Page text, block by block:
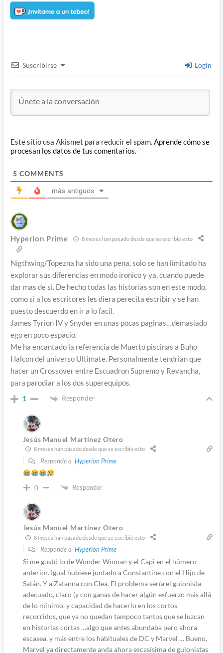
Suscribirse Login
Este sitio usa Akismet para reducir el spam.Aprende cómo se
procesan los datos de tus comentarios.
5 COMMENTS
más antiguos
Hyperion Prime 8 meses han pasado desde que se escribió esto
Nigthwing/Topezna ha sido una pena, solo se han limitado ha
explorar sus diferencias en modo ironico y ya, cuando puede
dar mas de si. De hecho todas las historias son en este modo,
como si a los escritores les diera perecita escribir y se han
puesto descuerdo en ir a lo facil.
James Tyrion IV y Snyder en unas pocas paginas…demasiado
ego en poco espacio.
Me ha encantado la referencia de Muerto piscinas a Buho
Halcon del universo Ultimate. Personalmente tendrian que
hacer un Crossover entre Escuadron Supremo y Revancha,
para parodiar a los dos superequipos.
1 Responder
Jesús Manuel Martínez Otero
8 meses han pasado desde que se escribió esto
Responde a Hyperion Prime
0 Responder
Jesús Manuel Martínez Otero
8 meses han pasado desde que se escribió esto
Responde a Hyperion Prime
Sí me gustó lo de Wonder Woman y el Capi en el número
anterior. Igual hubiese juntado a Constantine con el Hijo de
Satán. Y a Zatanna con Clea. El problema sería el guionista
adecuado, claro (y con ganas de hacer algún esfuerzo más allá
de lo mínimo, y capacidad de hacerlo en los cortos
recorridos, que ya no quedan tampoco tantos que se luzcan
en historias cortas …algo que antes abundaba pero ahora
escasea, y más entre los habituales de DC y Marvel … Bueno,
Marvel ya directamente anda ahora escasísima de guionistas